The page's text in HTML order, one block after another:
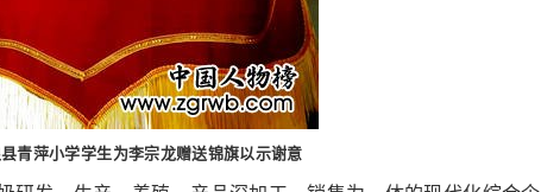
萍小学学生为李宗龙赠送锦旗以示谢意